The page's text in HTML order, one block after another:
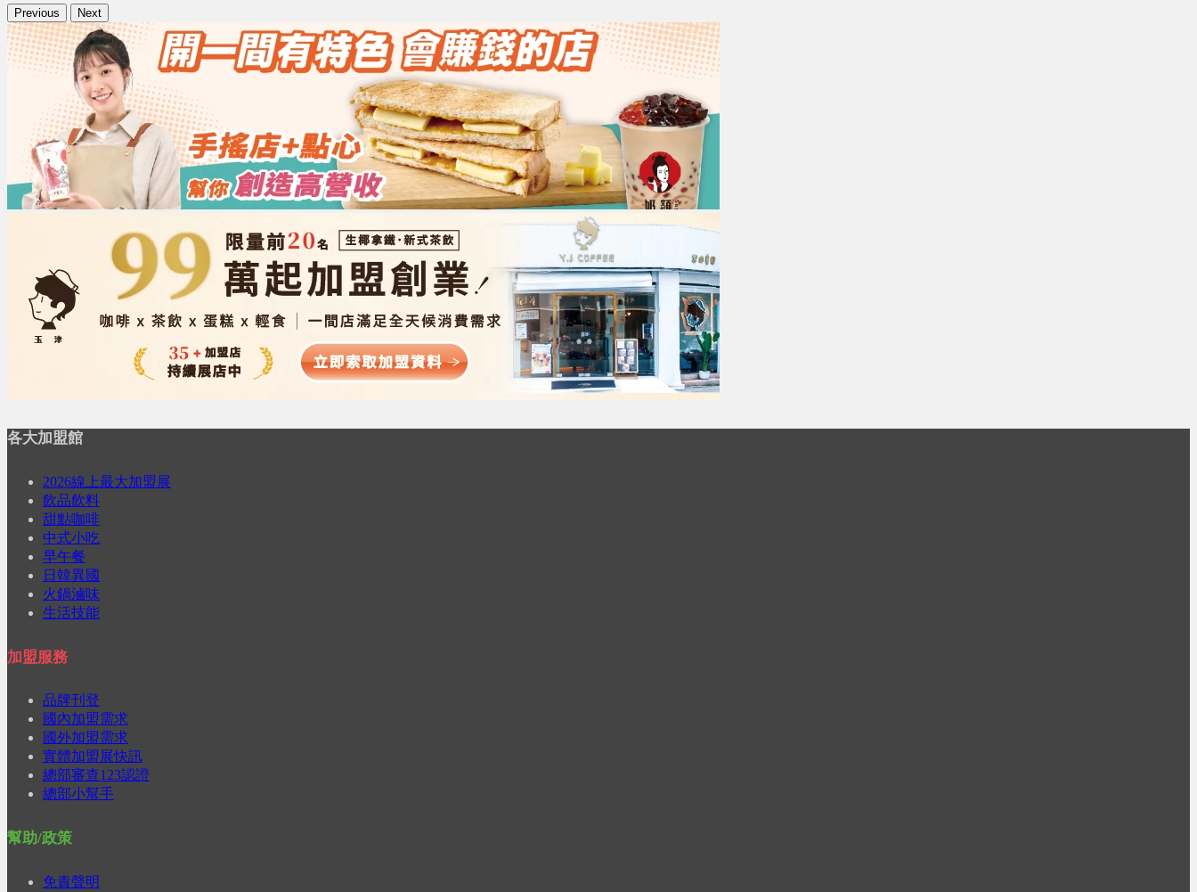
Previous Next
各大加盟館
2026線上最大加盟展
飲品飲料
甜點咖啡
中式小吃
早午餐
日韓異國
火鍋滷味
生活技能
加盟服務
品牌刊登
國內加盟需求
國外加盟需求
實體加盟展快訊
總部審查123認證
總部小幫手
幫助/政策
免責聲明